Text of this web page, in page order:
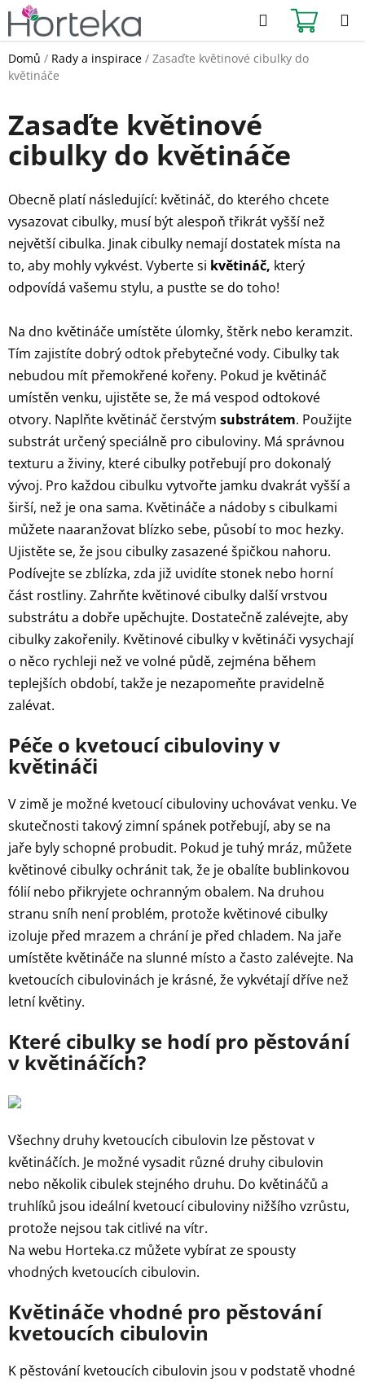
Přejít
na
obsah
Hledat
KOŠÍK
Domů / Rady a inspirace / Zasaďte květinové cibulky do
květináče
Zasaďte květinové
cibulky do květináče
Obecně platí následující: květináč, do kterého chcete
vysazovat cibulky, musí být alespoň třikrát vyšší než
největší cibulka. Jinak cibulky nemají dostatek místa na
to, aby mohly vykvést. Vyberte si květináč, který
odpovídá vašemu stylu, a pusťte se do toho!
Na dno květináče umístěte úlomky, štěrk nebo keramzit.
Tím zajistíte dobrý odtok přebytečné vody. Cibulky tak
nebudou mít přemokřené kořeny. Pokud je květináč
umístěn venku, ujistěte se, že má vespod odtokové
otvory. Naplňte květináč čerstvým substrátem. Použijte
substrát určený speciálně pro cibuloviny. Má správnou
texturu a živiny, které cibulky potřebují pro dokonalý
vývoj. Pro každou cibulku vytvořte jamku dvakrát vyšší a
širší, než je ona sama. Květináče a nádoby s cibulkami
můžete naaranžovat blízko sebe, působí to moc hezky.
Ujistěte se, že jsou cibulky zasazené špičkou nahoru.
Podívejte se zblízka, zda již uvidíte stonek nebo horní
část rostliny. Zahrňte květinové cibulky další vrstvou
substrátu a dobře upěchujte. Dostatečně zalévejte, aby
cibulky zakořenily. Květinové cibulky v květináči vysychají
o něco rychleji než ve volné půdě, zejména během
teplejších období, takže je nezapomeňte pravidelně
zalévat.
Péče o kvetoucí cibuloviny v
květináči
V zimě je možné kvetoucí cibuloviny uchovávat venku. Ve
skutečnosti takový zimní spánek potřebují, aby se na
jaře byly schopné probudit. Pokud je tuhý mráz, můžete
květinové cibulky ochránit tak, že je obalíte bublinkovou
fólií nebo přikryjete ochranným obalem. Na druhou
stranu sníh není problém, protože květinové cibulky
izoluje před mrazem a chrání je před chladem. Na jaře
umístěte květináče na slunné místo a často zalévejte. Na
kvetoucích cibulovinách je krásné, že vykvétají dříve než
letní květiny.
Které cibulky se hodí pro pěstování
v květináčích?
Všechny druhy kvetoucích cibulovin lze pěstovat v
květináčích. Je možné vysadit různé druhy cibulovin
nebo několik cibulek stejného druhu. Do květináčů a
truhlíků jsou ideální kvetoucí cibuloviny nižšího vzrůstu,
protože nejsou tak citlivé na vítr.
Na webu Horteka.cz můžete vybírat ze spousty
vhodných kvetoucích cibulovin.
Květináče vhodné pro pěstování
kvetoucích cibulovin
K pěstování kvetoucích cibulovin jsou v podstatě vhodné